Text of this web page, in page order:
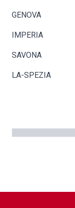
GENOVA
IMPERIA
SAVONA
LA-SPEZIA